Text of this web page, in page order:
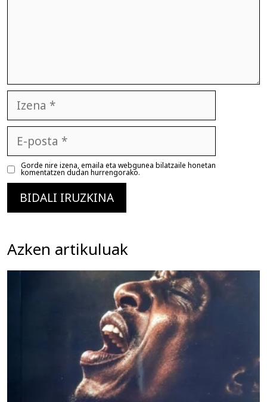
posta
Gorde nire izena, emaila eta webgunea bilatzaile honetan
komentatzen dudan hurrengorako.
Azken artikuluak